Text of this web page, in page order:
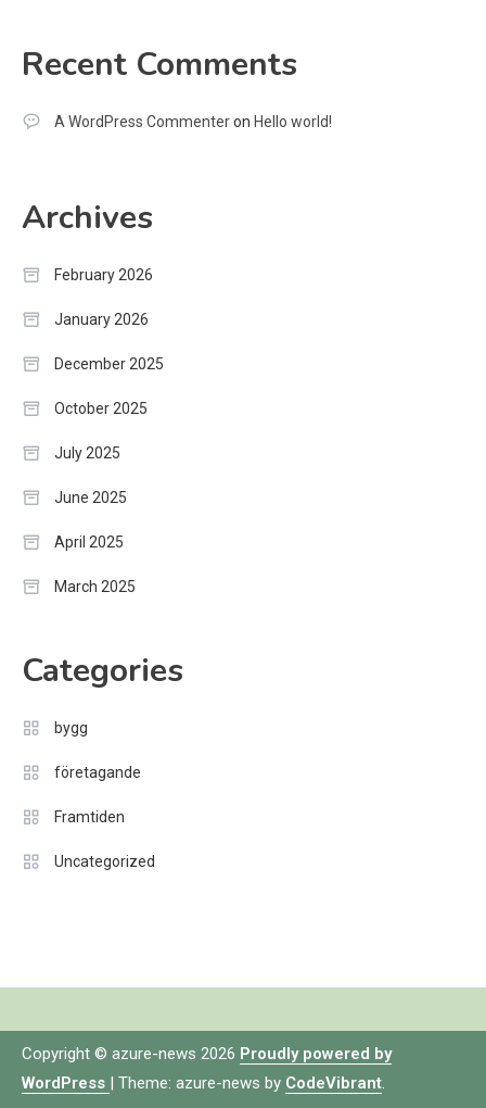
Recent Comments
A WordPress Commenteron Hello world!
Archives
February 2026
January 2026
December 2025
October 2025
July 2025
June 2025
April 2025
March 2025
Categories
bygg
företagande
Framtiden
Uncategorized
Copyright © azure-news 2026 Proudly powered by
WordPress | Theme: azure-news by CodeVibrant.